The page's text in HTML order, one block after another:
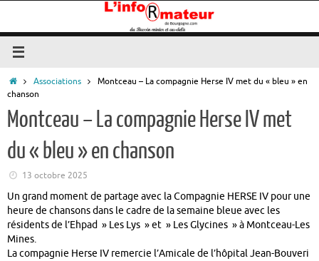
contenu
Accueil
Associations
Montceau – La compagnie Herse IV met du « bleu » en
chanson
Montceau – La compagnie Herse IV met
du « bleu » en chanson
13 octobre 2025
Un grand moment de partage avec la Compagnie HERSE IV pour une
heure de chansons dans le cadre de la semaine bleue avec les
résidents de l’Ehpad » Les Lys » et » Les Glycines » à Montceau-Les
Mines.
La compagnie Herse IV remercie l’Amicale de l’hôpital Jean-Bouveri